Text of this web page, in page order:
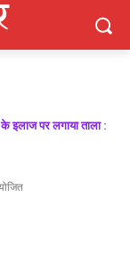
में बूथ प्रबंधन निभाएगा